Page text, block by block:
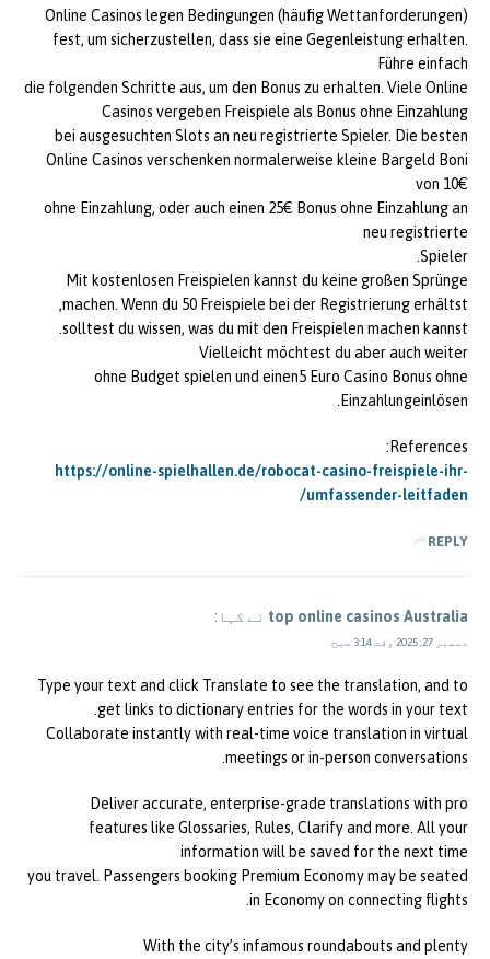
Online Casinos legen Bedingungen (häufig Wettanforderungen)
fest, um sicherzustellen, dass sie eine Gegenleistung erhalten.
Führe einfach
die folgenden Schritte aus, um den Bonus zu erhalten. Viele Online
Casinos vergeben Freispiele als Bonus ohne Einzahlung
bei ausgesuchten Slots an neu registrierte Spieler. Die besten
Online Casinos verschenken normalerweise kleine Bargeld Boni
von 10€
ohne Einzahlung, oder auch einen 25€ Bonus ohne Einzahlung an
neu registrierte
Spieler.
Mit kostenlosen Freispielen kannst du keine großen Sprünge
machen. Wenn du 50 Freispiele bei der Registrierung erhältst,
solltest du wissen, was du mit den Freispielen machen kannst.
Vielleicht möchtest du aber auch weiter
ohne Budget spielen und einen5 Euro Casino Bonus ohne
Einzahlungeinlösen.
References:
https://online-spielhallen.de/robocat-casino-freispiele-ihr-
umfassender-leitfaden/
REPLY
top online casinos Australia نے کہا:
دسمبر 27, 2025 وقت 3:14 صبح
Type your text and click Translate to see the translation, and to
get links to dictionary entries for the words in your text.
Collaborate instantly with real-time voice translation in virtual
meetings or in-person conversations.
Deliver accurate, enterprise-grade translations with pro
features like Glossaries, Rules, Clarify and more. All your
information will be saved for the next time
you travel. Passengers booking Premium Economy may be seated
in Economy on connecting flights.
With the city’s infamous roundabouts and plenty